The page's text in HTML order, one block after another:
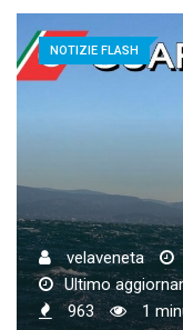
NOTIZIE FLASH
velaveneta
Ultimo
963
1